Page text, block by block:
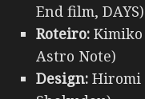
End film, DAYS)
Roteiro: Kimiko
Astro Note)
Design: Hiromi